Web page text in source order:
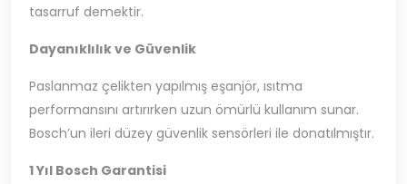
tasarruf demektir.
Dayanıklılık ve Güvenlik
Paslanmaz çelikten yapılmış eşanjör, ısıtma
performansını artırırken uzun ömürlü kullanım sunar.
Bosch’un ileri düzey güvenlik sensörleri ile donatılmıştır.
1 Yıl Bosch Garantisi